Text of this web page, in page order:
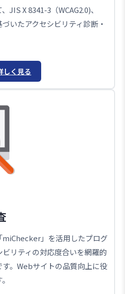
JIS X 8341-3（WCAG2.0)、
づいたアクセシビリティ診断・
しく見る
」を活用したプログ
リティの対応度合いを網羅的
。Webサイトの品質向上に役